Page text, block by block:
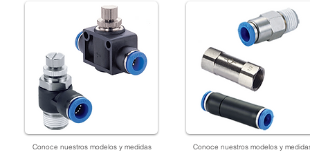
Conoce nuestros modelos y medidas Conoce nuestros modelos y